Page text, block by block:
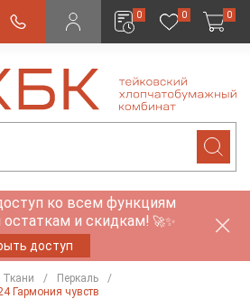
0 0 0
ко всем функциям
и скидкам! 🚀✨
доступ
Ткани
Перкаль
Гармония чувств